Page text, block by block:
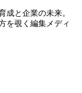
成と企業の未来。
を覗く 編集メディ